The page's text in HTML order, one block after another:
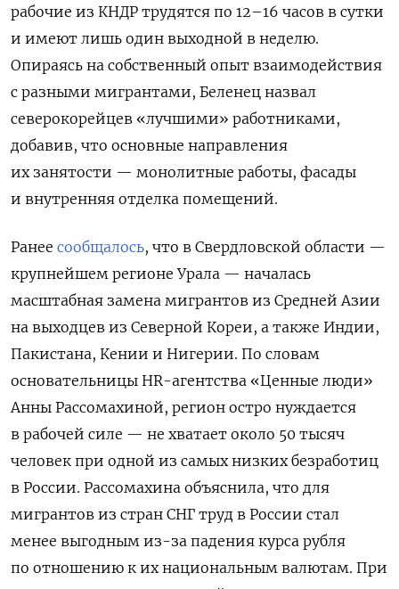
рабочие из КНДР трудятся по 12–16 часов в сутки
и имеют лишь один выходной в неделю.
Опираясь на собственный опыт взаимодействия
с разными мигрантами, Беленец назвал
северокорейцев «лучшими» работниками,
добавив, что основные направления
их занятости — монолитные работы, фасады
и внутренняя отделка помещений.
Ранее сообщалось, что в Свердловской области —
крупнейшем регионе Урала — началась
масштабная замена мигрантов из Средней Азии
на выходцев из Северной Кореи, а также Индии,
Пакистана, Кении и Нигерии. По словам
основательницы HR-агентства «Ценные люди»
Анны Рассомахиной, регион остро нуждается
в рабочей силе — не хватает около 50 тысяч
человек при одной из самых низких безработиц
в России. Рассомахина объяснила, что для
мигрантов из стран СНГ труд в России стал
менее выгодным из-за падения курса рубля
по отношению к их национальным валютам. При